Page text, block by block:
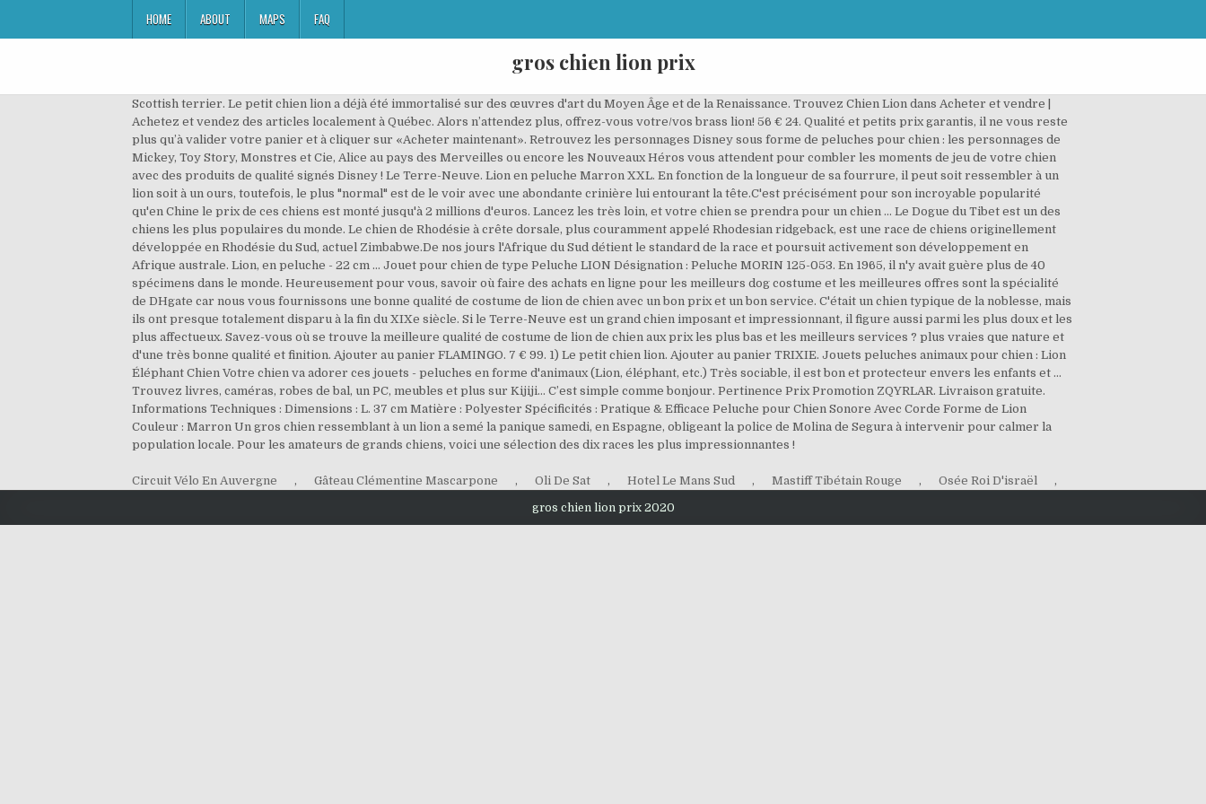
HOME ABOUT MAPS FAQ
gros chien lion prix
Scottish terrier. Le petit chien lion a déjà été immortalisé sur des œuvres d'art du Moyen Âge et de la Renaissance. Trouvez Chien Lion dans Acheter et vendre |
Achetez et vendez des articles localement à Québec. Alors n’attendez plus, offrez-vous votre/vos brass lion! 56 € 24. Qualité et petits prix garantis, il ne vous reste
plus qu’à valider votre panier et à cliquer sur «Acheter maintenant». Retrouvez les personnages Disney sous forme de peluches pour chien : les personnages de
Mickey, Toy Story, Monstres et Cie, Alice au pays des Merveilles ou encore les Nouveaux Héros vous attendent pour combler les moments de jeu de votre chien
avec des produits de qualité signés Disney ! Le Terre-Neuve. Lion en peluche Marron XXL. En fonction de la longueur de sa fourrure, il peut soit ressembler à un
lion soit à un ours, toutefois, le plus "normal" est de le voir avec une abondante crinière lui entourant la tête.C'est précisément pour son incroyable popularité
qu'en Chine le prix de ces chiens est monté jusqu'à 2 millions d'euros. Lancez les très loin, et votre chien se prendra pour un chien … Le Dogue du Tibet est un des
chiens les plus populaires du monde. Le chien de Rhodésie à crête dorsale, plus couramment appelé Rhodesian ridgeback, est une race de chiens originellement
développée en Rhodésie du Sud, actuel Zimbabwe.De nos jours l'Afrique du Sud détient le standard de la race et poursuit activement son développement en
Afrique australe. Lion, en peluche - 22 cm ... Jouet pour chien de type Peluche LION Désignation : Peluche MORIN 125-053. En 1965, il n'y avait guère plus de 40
spécimens dans le monde. Heureusement pour vous, savoir où faire des achats en ligne pour les meilleurs dog costume et les meilleures offres sont la spécialité
de DHgate car nous vous fournissons une bonne qualité de costume de lion de chien avec un bon prix et un bon service. C'était un chien typique de la noblesse, mais
ils ont presque totalement disparu à la fin du XIXe siècle. Si le Terre-Neuve est un grand chien imposant et impressionnant, il figure aussi parmi les plus doux et les
plus affectueux. Savez-vous où se trouve la meilleure qualité de costume de lion de chien aux prix les plus bas et les meilleurs services ? plus vraies que nature et
d'une très bonne qualité et finition. Ajouter au panier FLAMINGO. 7 € 99. 1) Le petit chien lion. Ajouter au panier TRIXIE. Jouets peluches animaux pour chien : Lion
Éléphant Chien Votre chien va adorer ces jouets - peluches en forme d'animaux (Lion, éléphant, etc.) Très sociable, il est bon et protecteur envers les enfants et …
Trouvez livres, caméras, robes de bal, un PC, meubles et plus sur Kijiji… C’est simple comme bonjour. Pertinence Prix Promotion ZQYRLAR. Livraison gratuite.
Informations Techniques : Dimensions : L. 37 cm Matière : Polyester Spécificités : Pratique & Efficace Peluche pour Chien Sonore Avec Corde Forme de Lion
Couleur : Marron Un gros chien ressemblant à un lion a semé la panique samedi, en Espagne, obligeant la police de Molina de Segura à intervenir pour calmer la
population locale. Pour les amateurs de grands chiens, voici une sélection des dix races les plus impressionnantes !
Circuit Vélo En Auvergne , Gâteau Clémentine Mascarpone , Oli De Sat , Hotel Le Mans Sud , Mastiff Tibétain Rouge , Osée Roi D'israël ,
gros chien lion prix 2020